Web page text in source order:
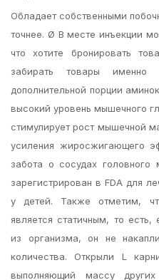
Обладает собственными
точнее. Ø В месте инъекции
что хотите бронировать
забирать товары
дополнительной порции
высокий уровень мышечного
стимулирует рост мышечной
усиления жиросжигающего
забота о сосудах
зарегистрирован в FDA для
у детей. Также отметим,
является статичным, то
из организма, он не
количества. Открыли L
выполняющий массу